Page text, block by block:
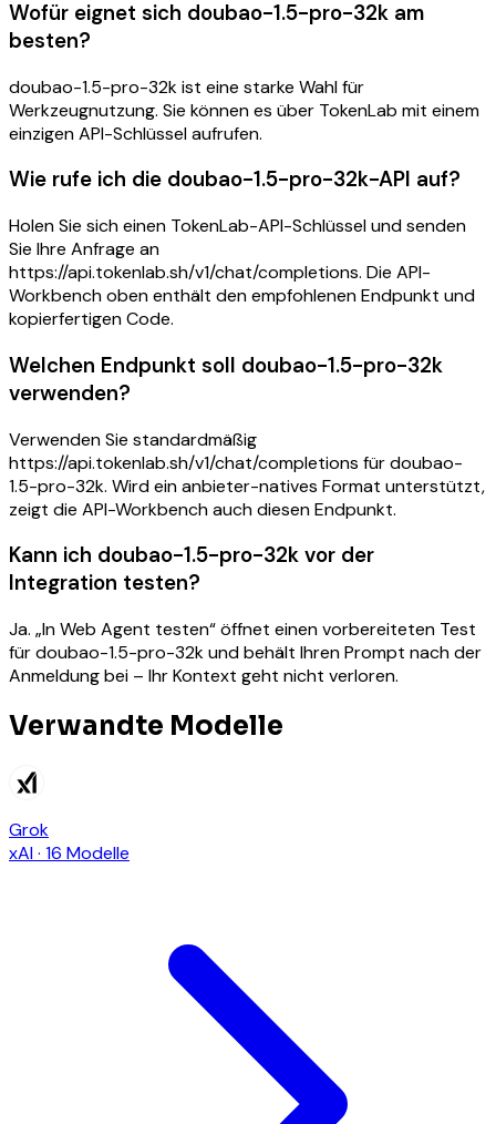
Wofür eignet sich doubao-1.5-pro-32k am
besten?
doubao-1.5-pro-32k ist eine starke Wahl für
Werkzeugnutzung. Sie können es über TokenLab mit einem
einzigen API-Schlüssel aufrufen.
Wie rufe ich die doubao-1.5-pro-32k-API auf?
Holen Sie sich einen TokenLab-API-Schlüssel und senden
Sie Ihre Anfrage an
https://api.tokenlab.sh/v1/chat/completions. Die API-
Workbench oben enthält den empfohlenen Endpunkt und
kopierfertigen Code.
Welchen Endpunkt soll doubao-1.5-pro-32k
verwenden?
Verwenden Sie standardmäßig
https://api.tokenlab.sh/v1/chat/completions für doubao-
1.5-pro-32k. Wird ein anbieter-natives Format unterstützt,
zeigt die API-Workbench auch diesen Endpunkt.
Kann ich doubao-1.5-pro-32k vor der
Integration testen?
Ja. „In Web Agent testen“ öffnet einen vorbereiteten Test
für doubao-1.5-pro-32k und behält Ihren Prompt nach der
Anmeldung bei – Ihr Kontext geht nicht verloren.
Verwandte Modelle
Grok
xAI· 16 Modelle